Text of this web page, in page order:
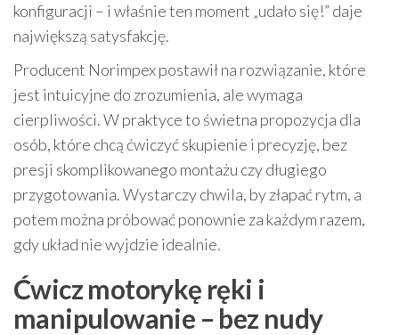
konfiguracji – i właśnie ten moment „udało się!” daje
największą satysfakcję.
Producent Norimpex postawił na rozwiązanie, które
jest intuicyjne do zrozumienia, ale wymaga
cierpliwości. W praktyce to świetna propozycja dla
osób, które chcą ćwiczyć skupienie i precyzję, bez
presji skomplikowanego montażu czy długiego
przygotowania. Wystarczy chwila, by złapać rytm, a
potem można próbować ponownie za każdym razem,
gdy układ nie wyjdzie idealnie.
Ćwicz motorykę ręki i
manipulowanie – bez nudy